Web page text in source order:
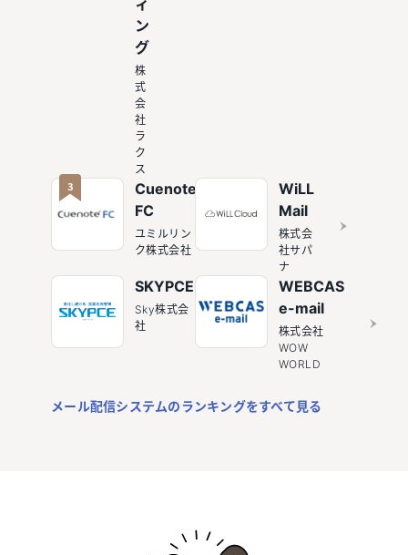
ン
グ
株
式
会
社
ラ
ク
ス
3
Cuenote
FC
ユミルリン
ク株式会社
WiLL
Mail
株式会
社サパ
ナ
SKYPCE
Sky株式会
社
WEBCAS
e-mail
株式会社
WOW
WORLD
メール配信システムのランキングをすべて見る